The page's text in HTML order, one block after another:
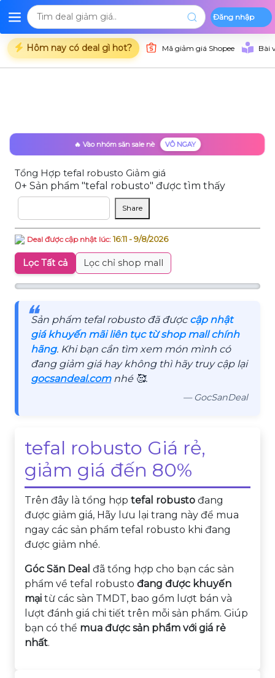
Đăng nhập
Hôm nay có deal gì hot? Mã giảm giá Shopee Bài
Trang chủ Deal Shopee Deal Lazada Deal Tiki Danh mục
🔥 Vào nhóm săn sale nè VÔ NGAY
Tổng Hợp tefal robusto Giảm giá
0+ Sản phẩm "tefal robusto" được tìm thấy
Share
Deal được cập nhật lúc:16:11 - 9/8/2026
Lọc Tất cả Lọc chỉ shop mall
❝
Sản phẩm tefal robusto đã được cập nhật
giá khuyến mãi liên tục từ shop mall chính
hãng. Khi bạn cần tìm xem món mình có
đang giảm giá hay không thì hãy truy cập lại
gocsandeal.comnhé 🥰.
— GocSanDeal
tefal robusto Giá rẻ,
giảm giá đến 80%
Trên đây là tổng hợptefal robusto đang
được giảm giá, Hãy lưu lại trang này để mua
ngay các sản phẩm tefal robusto khi đang
được giảm nhé.
Góc Săn Deal đã tổng hợp cho bạn các sản
phẩm về tefal robustođang được khuyến
mại từ các sàn TMDT, bao gồm lượt bán và
lượt đánh giá chi tiết trên mỗi sản phẩm. Giúp
bạn có thể mua được sản phẩm với giá rẻ
nhất.